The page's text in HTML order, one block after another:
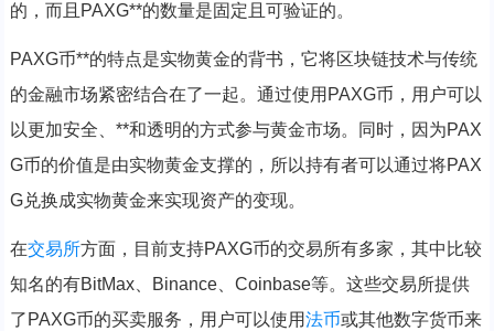
的，而且PAXG**的数量是固定且可验证的。
PAXG币**的特点是实物黄金的背书，它将区块链技术与传统
的金融市场紧密结合在了一起。通过使用PAXG币，用户可以
以更加安全、**和透明的方式参与黄金市场。同时，因为PAX
G币的价值是由实物黄金支撑的，所以持有者可以通过将PAX
G兑换成实物黄金来实现资产的变现。
在交易所方面，目前支持PAXG币的交易所有多家，其中比较
知名的有BitMax、Binance、Coinbase等。这些交易所提供
了PAXG币的买卖服务，用户可以使用法币或其他数字货币来